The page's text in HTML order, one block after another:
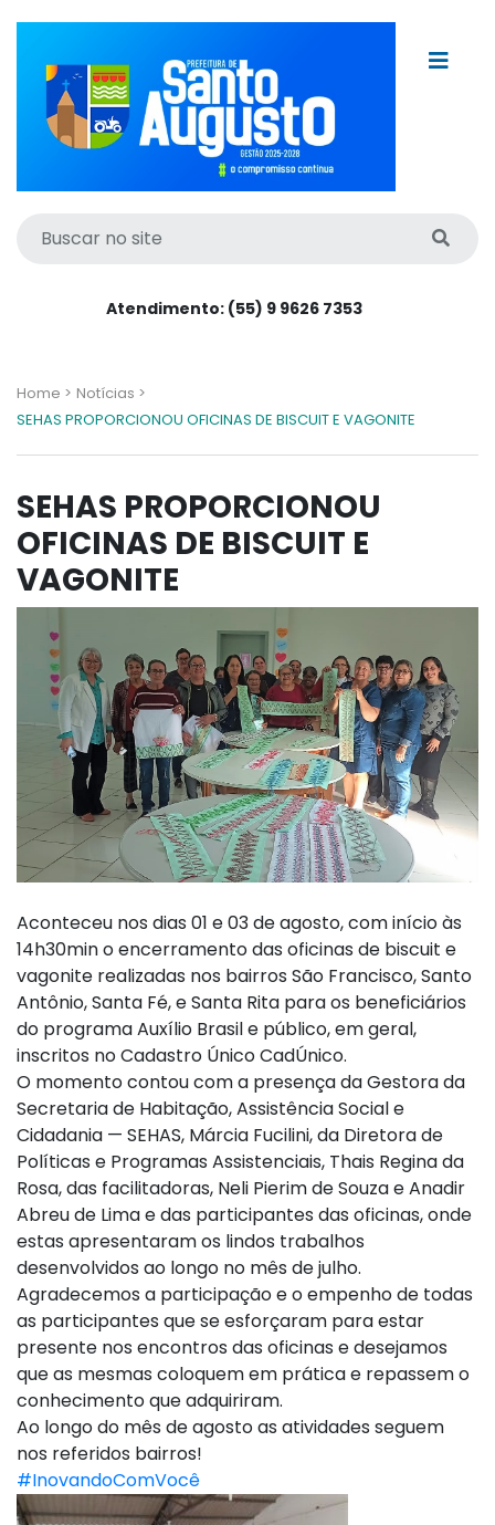
Atendimento: (55) 9 9626 7353
Home > Notícias >
SEHAS PROPORCIONOU OFICINAS DE BISCUIT E VAGONITE
SEHAS PROPORCIONOU
OFICINAS DE BISCUIT E
VAGONITE
Aconteceu nos dias 01 e 03 de agosto, com início às
14h30min o encerramento das oficinas de biscuit e
vagonite realizadas nos bairros São Francisco, Santo
Antônio, Santa Fé, e Santa Rita para os beneficiários
do programa Auxílio Brasil e público, em geral,
inscritos no Cadastro Único CadÚnico.
O momento contou com a presença da Gestora da
Secretaria de Habitação, Assistência Social e
Cidadania — SEHAS, Márcia Fucilini, da Diretora de
Políticas e Programas Assistenciais, Thais Regina da
Rosa, das facilitadoras, Neli Pierim de Souza e Anadir
Abreu de Lima e das participantes das oficinas, onde
estas apresentaram os lindos trabalhos
desenvolvidos ao longo no mês de julho.
Agradecemos a participação e o empenho de todas
as participantes que se esforçaram para estar
presente nos encontros das oficinas e desejamos
que as mesmas coloquem em prática e repassem o
conhecimento que adquiriram.
Ao longo do mês de agosto as atividades seguem
nos referidos bairros!
#InovandoComVocê